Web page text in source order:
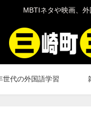
MBTIネタや映画、
世代の外国語学習